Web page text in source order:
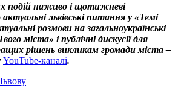
подій наживо і щотижневі
львівські питання у «Темі
розмови на загальноукраїнські
міста» і публічні дискусії для
рішень викликам громади міста –
YouTube-каналі.